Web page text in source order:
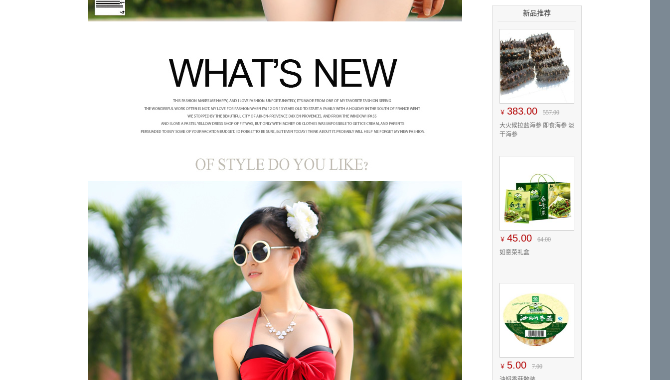
新品推荐
￥ 383.00
557.00
大火候拉盐海参 即食海参 淡
干海参
￥ 45.00
64.00
如意菜礼盒
￥ 5.00
7.00